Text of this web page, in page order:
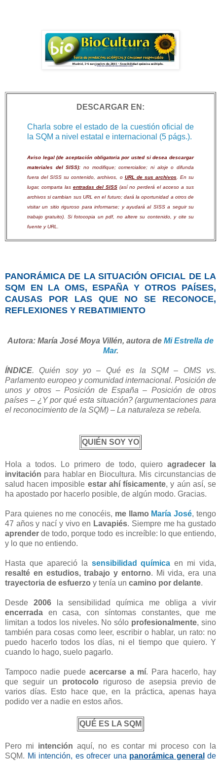
DESCARGAR EN:
Charla sobre el estado de la cuestión oficial de
la SQM a nivel estatal e internacional (5 págs.).
Aviso legal (de aceptación obligatoria por usted si desea descargar
materiales del SISS): no modifique; comercialice; ni aloje o difunda
fuera del SISS su contenido, archivos, o URL de sus archivos . En su
lugar, comparta las entradas del SISS(así no perderá el acceso a sus
archivos si cambian sus URL en el futuro; dará la oportunidad a otros de
visitar un sitio riguroso para informarse; y ayudará al SISS a seguir su
trabajo gratuito). Si fotocopia un pdf, no altere su contenido, y cite su
fuente y URL.
PANORÁMICA DE LA SITUACIÓN OFICIAL DE LA
SQM EN LA OMS, ESPAÑA Y OTROS PAÍSES,
CAUSAS POR LAS QUE NO SE RECONOCE,
REFLEXIONES Y REBATIMIENTO
Autora: María José Moya Villén, autora de Mi Estrella de
Mar.
ÍNDICE. Quién soy yo – Qué es la SQM – OMS vs.
Parlamento europeo y comunidad internacional. Posición de
unos y otros – Posición de España – Posición de otros
países – ¿Y por qué esta situación? (argumentaciones para
el reconocimiento de la SQM) – La naturaleza se rebela.
QUIÉN SOY YO
Hola a todos. Lo primero de todo, quiero agradecer la
invitación para hablar en Biocultura. Mis circunstancias de
salud hacen imposible estar ahí físicamente, y aún así, se
ha apostado por hacerlo posible, de algún modo. Gracias.
Para quienes no me conocéis, me llamo María José, tengo
47 años y nací y vivo en Lavapiés. Siempre me ha gustado
aprender de todo, porque todo es increíble: lo que entiendo,
y lo que no entiendo.
Hasta que apareció la sensibilidad química en mi vida,
resalté en estudios, trabajo y entorno. Mi vida, era una
trayectoria de esfuerzo y tenía un camino por delante.
Desde 2006la sensibilidad química me obliga a vivir
encerrada en casa, con síntomas constantes, que me
limitan a todos los niveles. No sólo profesionalmente, sino
también para cosas como leer, escribir o hablar, un rato: no
puedo hacerlo todos los días, ni el tiempo que quiero. Y
cuando lo hago, suelo pagarlo.
Tampoco nadie puede acercarse a mí. Para hacerlo, hay
que seguir un protocolo riguroso de asepsia previo de
varios días. Esto hace que, en la práctica, apenas haya
podido ver a nadie en estos años.
QUÉ ES LA SQM
Pero mi intención aquí, no es contar mi proceso con la
SQM. Mi intención, es ofrecer una panorámica general de